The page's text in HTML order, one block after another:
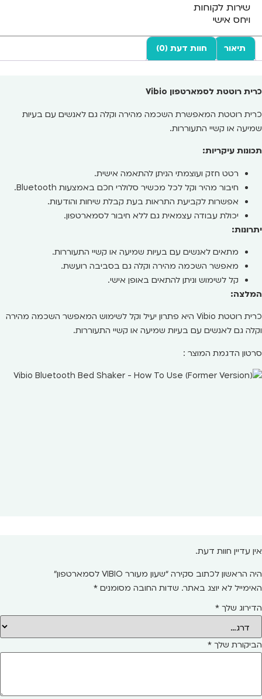
שירות לקוחות
ויחס אישי
תיאור חוות דעת (0)
כרית רוטטת לסמארטפון Vibio
כרית רוטטת המאפשרת השכמה מהירה וקלה גם לאנשים עם בעיות
שמיעה או קשיי התעוררות.
תכונות עיקריות:
רטט חזק ועוצמתי הניתן להתאמה אישית.
חיבור מהיר וקל לכל מכשיר סלולרי חכם באמצעות Bluetooth.
אפשרות לקביעת התראות בעת קבלת שיחות והודעות.
יכולת עבודה עצמאית גם ללא חיבור לסמארטפון.
יתרונות:
מתאים לאנשים עם בעיות שמיעה או קשיי התעוררות.
מאפשר השכמה מהירה וקלה גם בסביבה רועשת.
קל לשימוש וניתן להתאים באופן אישי.
המלצה:
כרית רוטטת Vibio היא פתרון יעיל וקל לשימוש המאפשר השכמה מהירה
וקלה גם לאנשים עם בעיות שמיעה או קשיי התעוררות.
סרטון הדגמת המוצר :
אין עדיין חוות דעת.
היה הראשון לכתוב סקירה “שעון מעורר VIBIO לסמארטפון”
האימייל לא יוצג באתר. שדות החובה מסומנים *
הדירוג שלך *
הביקורת שלך *